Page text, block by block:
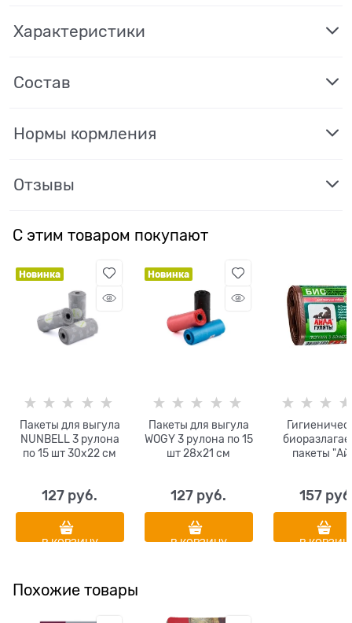
Характеристики
Состав
Нормы кормления
Отзывы
С этим товаром покупают
Новинка
Пакеты для выгула
NUNBELL 3 рулона
по 15 шт 30х22 см
127 руб.
В КОРЗИНУ
Новинка
Пакеты для выгула
WOGY 3 рулона по 15
шт 28х21 см
127 руб.
В КОРЗИНУ
пакеты
157
В
Похожие товары